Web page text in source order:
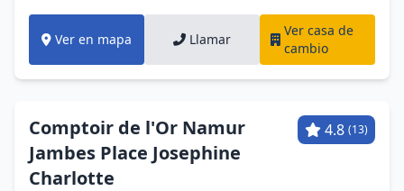
Ver en mapa Llamar
Ver casa de
cambio
Comptoir de l'Or Namur
Jambes Place Josephine
Charlotte
4.8 (13)